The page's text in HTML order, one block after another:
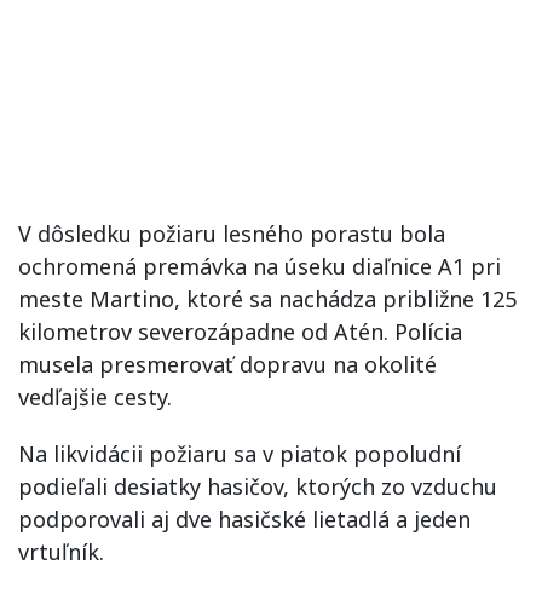
V dôsledku požiaru lesného porastu bola
ochromená premávka na úseku diaľnice A1 pri
meste Martino, ktoré sa nachádza približne 125
kilometrov severozápadne od Atén. Polícia
musela presmerovať dopravu na okolité
vedľajšie cesty.
Na likvidácii požiaru sa v piatok popoludní
podieľali desiatky hasičov, ktorých zo vzduchu
podporovali aj dve hasičské lietadlá a jeden
vrtuľník.